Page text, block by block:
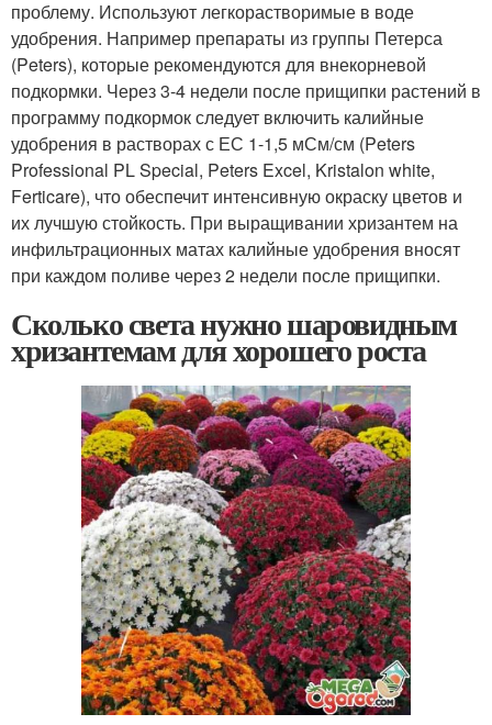
проблему. Используют легкорастворимые в воде
удобрения. Например препараты из группы Петерса
(Peters), которые рекомендуются для внекорневой
подкормки. Через 3-4 недели после прищипки растений в
программу подкормок следует включить калийные
удобрения в растворах с ЕС 1-1,5 мСм/см (Peters
Professional PL Special, Peters Excel, Kristalon white,
Ferticare), что обеспечит интенсивную окраску цветов и
их лучшую стойкость. При выращивании хризантем на
инфильтрационных матах калийные удобрения вносят
при каждом поливе через 2 недели после прищипки.
Сколько света нужно шаровидным
хризантемам для хорошего роста